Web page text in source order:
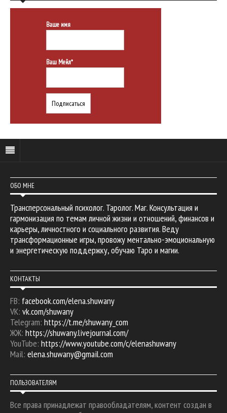
Ваше имя
Ваш Мейл*
ОБО МНЕ
Трансперсональный психолог. Таролог. Маг. Консультация и
гармонизация по темам личной жизни и отношений, финансов и
карьеры, личностного и социального развития. Веду
трансформационные игры, провожу ментально-эмоциональную
и энергетическую поддержку, обучаю Таро и магии.
КОНТАКТЫ
FB: facebook.com/elena.shuwany
VK: vk.com/shuwany
Telegram: https://t.me/shuwany_com
ЖЖ: https://shuwany.livejournal.com/
YouTube: https://www.youtube.com/c/elenashuwany
Mail: elena.shuwany@gmail.com
ПОЛЬЗОВАТЕЛЯМ
Все права принадлежат правообладателям, контент создан в